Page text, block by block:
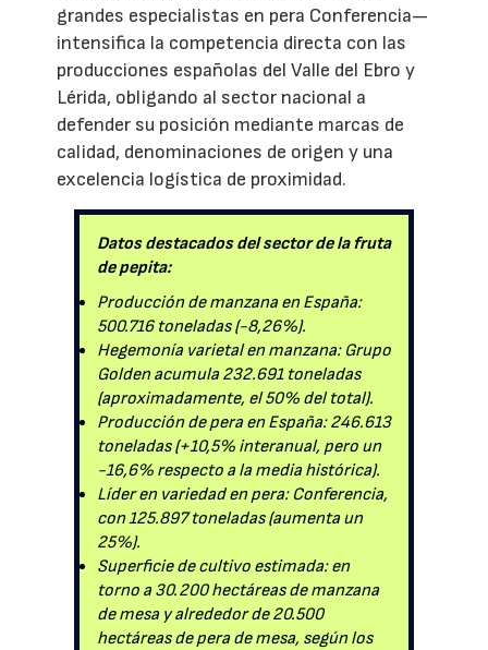
grandes especialistas en pera Conferencia—
intensifica la competencia directa con las
producciones españolas del Valle del Ebro y
Lérida, obligando al sector nacional a
defender su posición mediante marcas de
calidad, denominaciones de origen y una
excelencia logística de proximidad.
Datos destacados del sector de la fruta
de pepita:
Producción de manzana en España:
500.716 toneladas (-8,26%).
Hegemonía varietal en manzana: Grupo
Golden acumula 232.691 toneladas
(aproximadamente, el 50% del total).
Producción de pera en España: 246.613
toneladas (+10,5% interanual, pero un
-16,6% respecto a la media histórica).
Líder en variedad en pera: Conferencia,
con 125.897 toneladas (aumenta un
25%).
Superficie de cultivo estimada: en
torno a 30.200 hectáreas de manzana
de mesa y alrededor de 20.500
hectáreas de pera de mesa, según los